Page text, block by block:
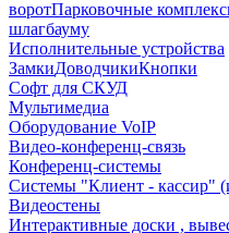
воротПарковочные
шлагбауму
Исполнительные устройства
ЗамкиДоводчикиКнопки
Софт для СКУД
Мультимедиа
Оборудование VoIP
Видео-конференц-связь
Конференц-системы
Системы "Клиент - кассир"
Видеостены
Интерактивные доски ,